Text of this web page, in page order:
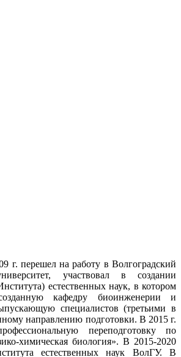
перешел на работу в Волгоградский
участвовал в создании
естественных наук, в котором
кафедру биоинженерии и
специалистов (третьими в
направлению подготовки. В 2015 г.
переподготовку по
химическая биология». В 2015-2020
естественных наук ВолГУ. В